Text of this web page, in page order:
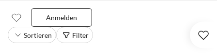
Anmelden
Sortieren Filter